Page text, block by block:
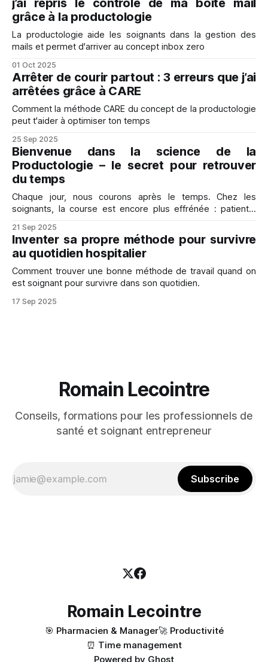
j’ai repris le contrôle de ma boîte mail
grâce à la productologie
La productologie aide les soignants dans la gestion des
mails et permet d'arriver au concept inbox zero
01 Oct 2025
Arrêter de courir partout : 3 erreurs que j’ai
arrêtées grâce à CARE
Comment la méthode CARE du concept de la productologie
peut t'aider à optimiser ton temps
25 Sep 2025
Bienvenue dans la science de la
Productologie – le secret pour retrouver
du temps
Chaque jour, nous courons après le temps. Chez les
soignants, la course est encore plus effrénée : patients,
L’impression de ne jamais en faire assez et de subir ses
journées. Et pourtant, il existe une autre voie. C’est ce que
j’appelle la
21 Sep 2025
Inventer sa propre méthode pour survivre
au quotidien hospitalier
Comment trouver une bonne méthode de travail quand on
est soignant pour survivre dans son quotidien.
17 Sep 2025
Romain Lecointre
Conseils, formations pour les professionnels de
santé et soignant entrepreneur
Subscribe
Romain Lecointre
🎯 Pharmacien & Manager🚀 Productivité
⏰ Time management
Powered by Ghost